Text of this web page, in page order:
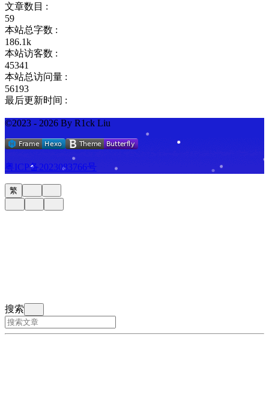
文章数目 :
59
本站总字数 :
186.1k
本站访客数 :
45341
本站总访问量 :
56193
最后更新时间 :
©2023 - 2026 By R1ck Liu
粤ICP备2023083766号
繁
搜索